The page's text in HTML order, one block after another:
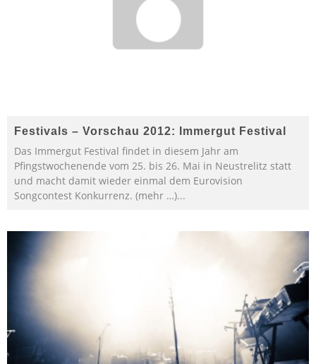
Festivals – Vorschau 2012: Immergut Festival
Das Immergut Festival findet in diesem Jahr am
Pfingstwochenende vom 25. bis 26. Mai in Neustrelitz statt
und macht damit wieder einmal dem Eurovision
Songcontest Konkurrenz. (mehr …)...